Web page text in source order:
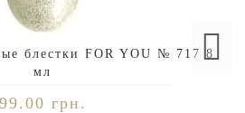
блестки FOR YOU № 717 8
мл
99.00 грн.